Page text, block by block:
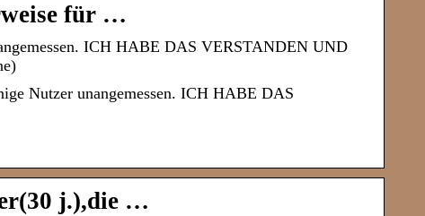
für …
ICH HABE DAS VERSTANDEN UND
Nutzer unangemessen. ICH HABE DAS
j.),die …